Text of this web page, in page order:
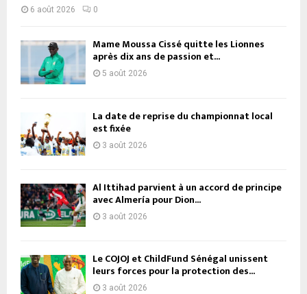
6 août 2026 0
Mame Moussa Cissé quitte les Lionnes
après dix ans de passion et...
5 août 2026
La date de reprise du championnat local
est fixée
3 août 2026
Al Ittihad parvient à un accord de principe
avec Almería pour Dion...
3 août 2026
Le COJOJ et ChildFund Sénégal unissent
leurs forces pour la protection des...
3 août 2026